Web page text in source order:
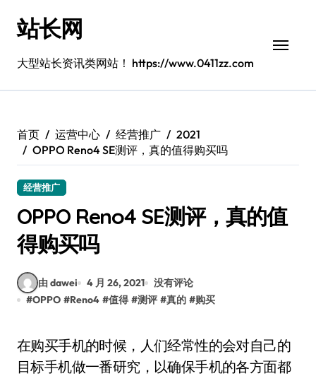
站长网
大型站长资讯类网站！ https://www.0411zz.com
首页 运营中心 经营推广
2021
OPPO Reno4 SE测评，真的值得购买吗
经营推广
OPPO Reno4 SE测评，真的值
得购买吗
由 dawei 4 月 26, 2021
没有评论
#OPPO #Reno4 #值得 #测评 #真的 #购买
在购买手机的时候，人们经常性的会对自己的
目标手机做一番研究，以确保手机的各方面都